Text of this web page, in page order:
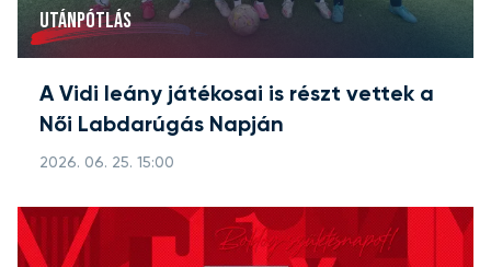
UTÁNPÓTLÁS
A Vidi leány játékosai is részt vettek a
Női Labdarúgás Napján
2026. 06. 25. 15:00